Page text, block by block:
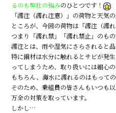
るのも弊社の強みのひとつです！
「濡注（濡れ注意）」の荷物と天気
ところが、今回の荷物は「濡注（濡
つまり「濡れ禁」「濡れ禁止」のも
濡注とは、雨や湿気にさらされると
特に鋼材は水分に触れるとサビが発
ってしまうため、取り扱いには細心の
もちろん、海水に濡れるのはもっての
そのため、乗組員の皆さんもいつも
万全の対策を取っています。
しかし…